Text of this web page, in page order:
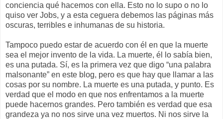
conciencia qué hacemos con ella. Esto no lo supo o no lo
quiso ver Jobs, y a esta ceguera debemos las páginas más
oscuras, terribles e inhumanas de su historia.
Tampoco puedo estar de acuerdo con él en que la muerte
sea el mejor invento de la vida. La muerte, él lo sabía bien,
es una putada. Sí, es la primera vez que digo “una palabra
malsonante” en este blog, pero es que hay que llamar a las
cosas por su nombre. La muerte es una putada, y punto. Es
verdad que el modo en que nos enfrentamos a la muerte
puede hacernos grandes. Pero también es verdad que esa
grandeza ya no nos sirve una vez muertos. Ni nos sirve la